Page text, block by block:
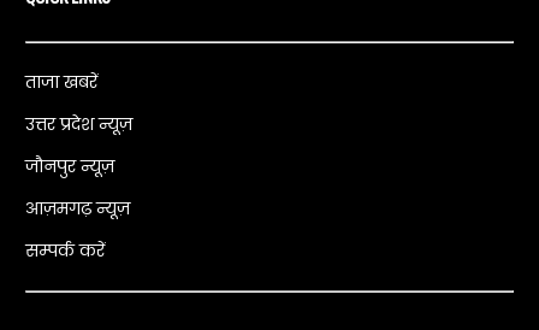
ताजा खबरें
उत्तर प्रदेश न्यूज़
जौनपुर न्यूज़
आज़मगढ़ न्यूज़
सम्पर्क करें